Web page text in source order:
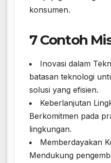
konsumen.
7 Contoh
Inovasi dalam
batasan teknologi
solusi yang efisien.
Keberlanjutan
Berkomitmen pada
lingkungan.
Memberdayakan
Mendukung